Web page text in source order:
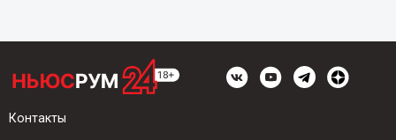
Контакты